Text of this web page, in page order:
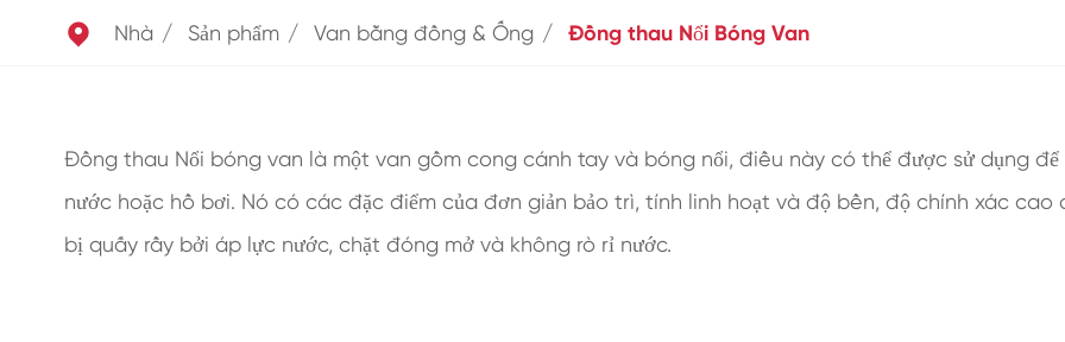
 Nhà Sản phẩm Van bằng đồng & Ống Đồng thau Nổi Bóng Van
Đồng thau Nổi bóng van là một van gồm cong cánh tay và bóng nổi, điều này có thể được sử dụng
nước hoặc hồ bơi. Nó có các đặc điểm của đơn giản bảo trì, tính linh hoạt và độ bền, độ chính xác
bị quấy rầy bởi áp lực nước, chặt đóng mở và không rò rỉ nước.